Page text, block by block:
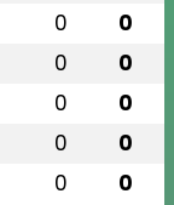
0 0
0 0
0 0
0 0
0 0